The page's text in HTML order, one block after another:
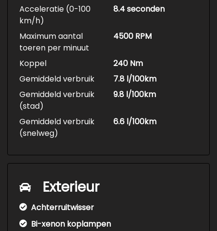
Acceleratie (0-100
km/h)
8.4 seconden
Maximum aantal
toeren per minuut
4500 RPM
Koppel
240 Nm
Gemiddeld verbruik
7.8 l/100km
Gemiddeld verbruik
(stad)
9.8 l/100km
Gemiddeld verbruik
(snelweg)
6.6 l/100km
Exterieur
Achterruitwisser
Bi-xenon koplampen